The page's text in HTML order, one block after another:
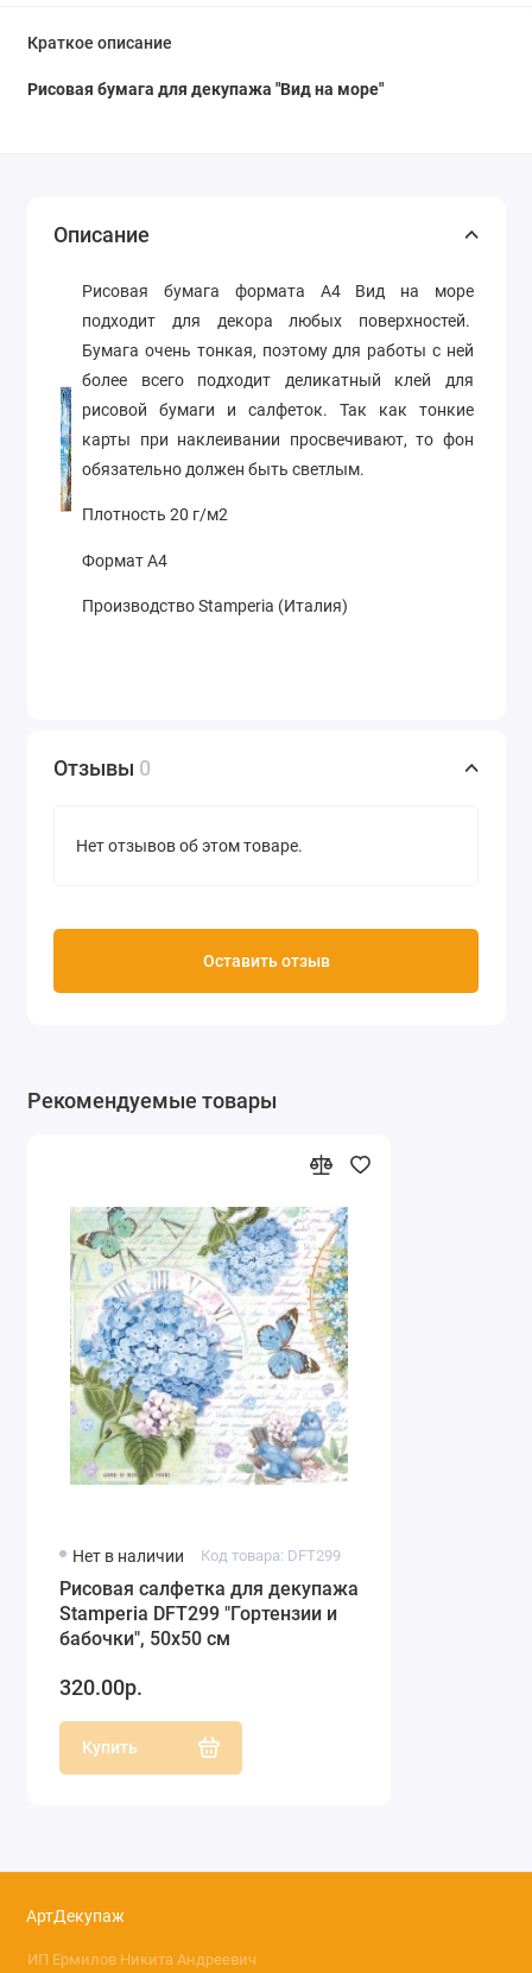
Краткое описание
Рисовая бумага для декупажа "Вид на море"
Описание
Рисовая бумага формата А4 Вид на море
подходит для декора любых поверхностей.
Бумага очень тонкая, поэтому для работы с ней
более всего подходит деликатный клей для
рисовой бумаги и салфеток. Так как тонкие
карты при наклеивании просвечивают, то фон
обязательно должен быть светлым.
Плотность 20 г/м2
Формат А4
Производство Stamperia (Италия)
Отзывы 0
Нет отзывов об этом товаре.
Оставить отзыв
Рекомендуемые товары
Нет в наличии Код товара: DFT299
Рисовая салфетка для декупажа
Stamperia DFT299 "Гортензии и
бабочки", 50х50 см
320.00р.
Купить
АртДекупаж
ИП Ермилов Никита Андреевич